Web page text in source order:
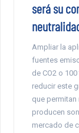
será su
Ampliar la
fuentes
de CO2 o
reducir este
que
producen
mercado de